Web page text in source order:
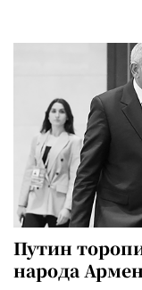
Путин
народа